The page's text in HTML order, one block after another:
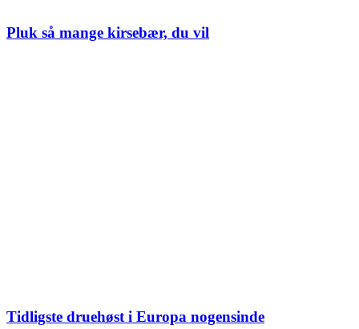
Pluk så mange kirsebær, du vil
Tidligste druehøst i Europa nogensinde